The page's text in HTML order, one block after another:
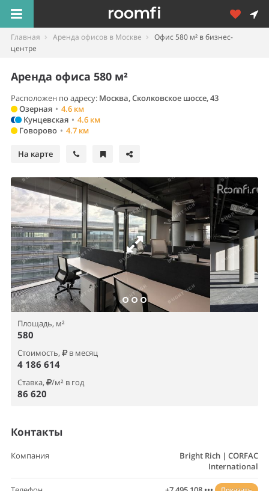
Главная Аренда офисов в Москве
Офис 580 м² в бизнес-
центре
Аренда офиса 580 м²
Расположен по адресу: Москва, Сколковское шоссе, 43
Озерная • 4.6 км
Кунцевская • 4.6 км
Говорово • 4.7 км
На карте
Площадь, м²
580
Стоимость, в месяц
4 186 614
Ставка, /м² в год
86 620
Контакты
Компания
Bright Rich | CORFAC
International